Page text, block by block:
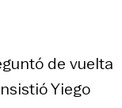
de vuelta
Yiego